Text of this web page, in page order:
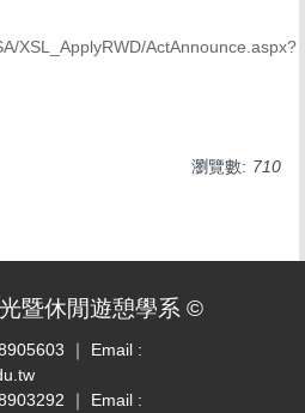
XSL_ApplyRWD/ActAnnounce.aspx?
瀏覽數: 710
暨休閒遊憩學系 ©
｜ Email :
｜ Email :